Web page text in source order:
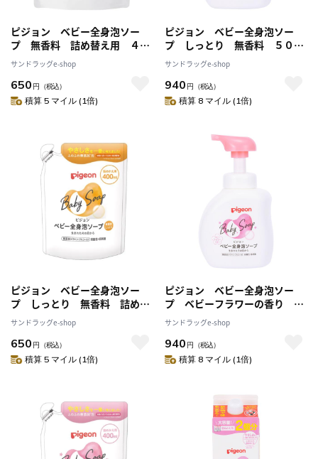
ピジョン ベビー全身泡ソー
プ 無香料 詰め替え用 ４０
０ｍｌ
サンドラッグe-shop
650 円 （税込）
積算 5 マイル (1倍)
ピジョン ベビー全身泡ソー
プ しっとり 無香料 ５００
ｍｌ
サンドラッグe-shop
940 円 （税込）
積算 8 マイル (1倍)
ピジョン ベビー全身泡ソー
プ しっとり 無香料 詰め替
え用 ４００ｍｌ
サンドラッグe-shop
650 円 （税込）
積算 5 マイル (1倍)
ピジョン ベビー全身泡ソー
プ ベビーフラワーの香り ５
００ｍｌ
サンドラッグe-shop
940 円 （税込）
積算 8 マイル (1倍)